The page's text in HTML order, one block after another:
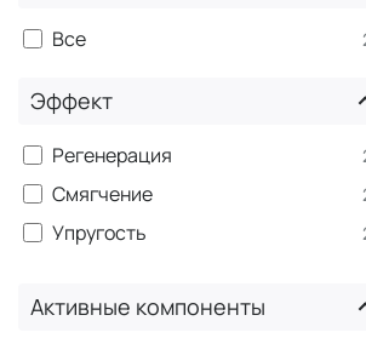
Все
Эффект
Регенерация
Смягчение
Упругость
Активные компоненты